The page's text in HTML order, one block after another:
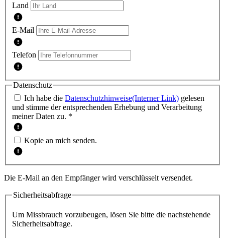
Land
E-Mail
Telefon
Datenschutz
Ich habe die Datenschutzhinweise(Interner Link) gelesen
und stimme der entsprechenden Erhebung und Verarbeitung
meiner Daten zu. *
Kopie an mich senden.
Die E-Mail an den Empfänger wird verschlüsselt versendet.
Sicherheitsabfrage
Um Missbrauch vorzubeugen, lösen Sie bitte die nachstehende
Sicherheitsabfrage.